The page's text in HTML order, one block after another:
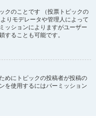
クのことです （投票トピックの
りモデレータや管理人によって
ッションによりますがユーザー
することも可能です。
めにトピックの投稿者が投稿の
を使用するにはパーミッション